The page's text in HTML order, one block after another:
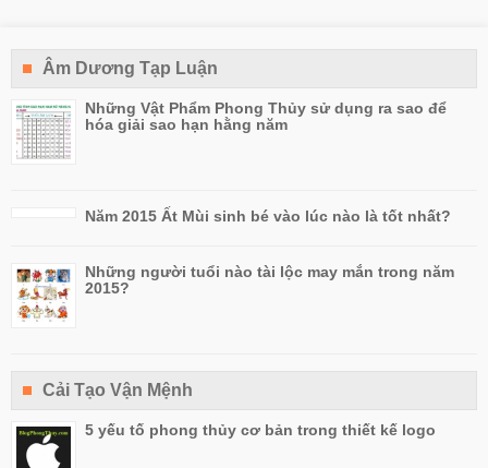
Âm Dương Tạp Luận
Những Vật Phẩm Phong Thủy sử dụng ra sao để
hóa giải sao hạn hằng năm
Năm 2015 Ất Mùi sinh bé vào lúc nào là tốt nhất?
Những người tuổi nào tài lộc may mắn trong năm
2015?
Cải Tạo Vận Mệnh
5 yếu tố phong thủy cơ bản trong thiết kế logo